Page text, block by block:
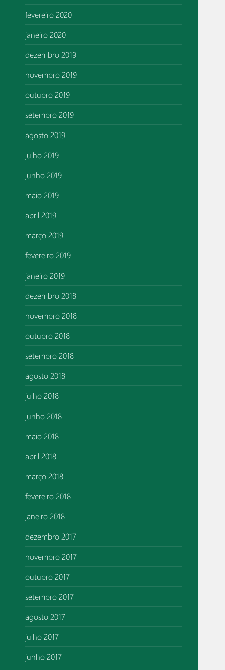
fevereiro 2020
janeiro 2020
dezembro 2019
novembro 2019
outubro 2019
setembro 2019
agosto 2019
julho 2019
junho 2019
maio 2019
abril 2019
março 2019
fevereiro 2019
janeiro 2019
dezembro 2018
novembro 2018
outubro 2018
setembro 2018
agosto 2018
julho 2018
junho 2018
maio 2018
abril 2018
março 2018
fevereiro 2018
janeiro 2018
dezembro 2017
novembro 2017
outubro 2017
setembro 2017
agosto 2017
julho 2017
junho 2017